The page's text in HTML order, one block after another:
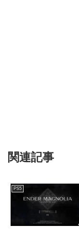
関連記事
PS5